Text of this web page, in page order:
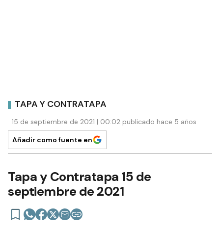
TAPA Y CONTRATAPA
15 de septiembre de 2021 | 00:02 publicado hace 5 años
Añadir como fuente en
Tapa y Contratapa 15 de
septiembre de 2021